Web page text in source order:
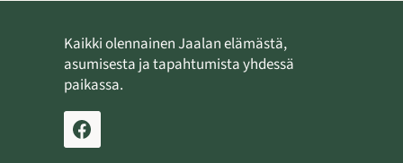
Kaikki olennainen Jaalan elämästä,
asumisesta ja tapahtumista yhdessä
paikassa.